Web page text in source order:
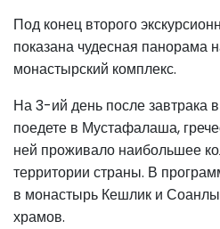
Под конец второго
показана чудесная панорама
монастырский комплекс.
На 3-ий день после завтрака
поедете в Мустафалаша,
ней проживало наибольшее
территории страны. В
в монастырь Кешлик и
храмов.